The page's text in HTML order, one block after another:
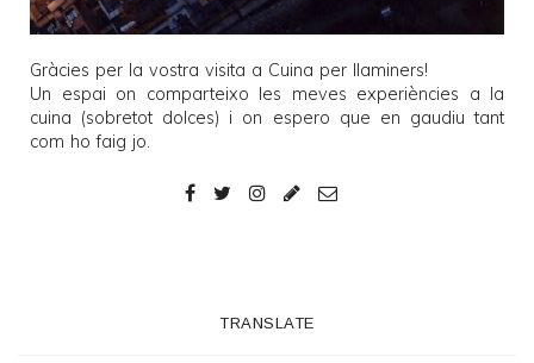
Gràcies per la vostra visita a Cuina per llaminers!
Un espai on comparteixo les meves experiències a la
cuina (sobretot dolces) i on espero que en gaudiu tant
com ho faig jo.
TRANSLATE